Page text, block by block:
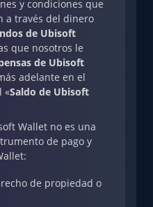
y condiciones que
a través del dinero
de Ubisoft
que nosotros le
de Ubisoft
adelante en el
«Saldo de Ubisoft
Wallet no es una
de pago y
de propiedad o